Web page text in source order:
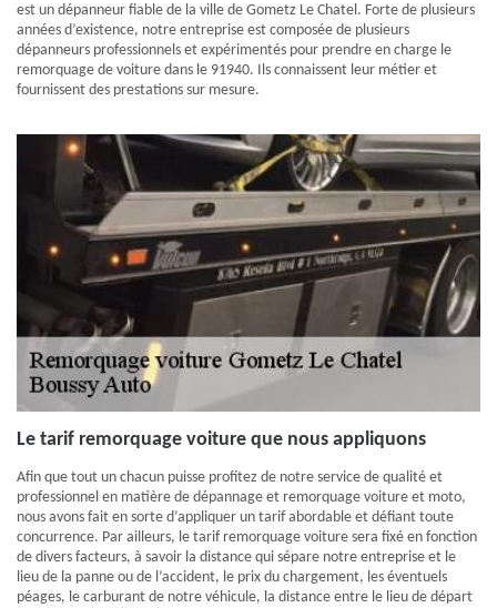
est un dépanneur fiable de la ville de Gometz Le Chatel. Forte de plusieurs
années d’existence, notre entreprise est composée de plusieurs
dépanneurs professionnels et expérimentés pour prendre en charge le
remorquage de voiture dans le 91940. Ils connaissent leur métier et
fournissent des prestations sur mesure.
Le tarif remorquage voiture que nous appliquons
Afin que tout un chacun puisse profitez de notre service de qualité et
professionnel en matière de dépannage et remorquage voiture et moto,
nous avons fait en sorte d’appliquer un tarif abordable et défiant toute
concurrence. Par ailleurs, le tarif remorquage voiture sera fixé en fonction
de divers facteurs, à savoir la distance qui sépare notre entreprise et le
lieu de la panne ou de l’accident, le prix du chargement, les éventuels
péages, le carburant de notre véhicule, la distance entre le lieu de départ